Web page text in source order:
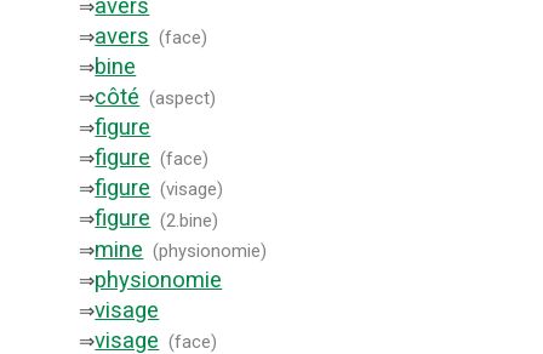
⇒avers
⇒avers (face)
⇒bine
⇒côté (aspect)
⇒figure
⇒figure (face)
⇒figure (visage)
⇒figure (2.bine)
⇒mine (physionomie)
⇒physionomie
⇒visage
⇒visage (face)